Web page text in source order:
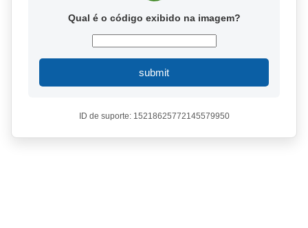
Qual é o código exibido na imagem?
submit
ID de suporte: 15218625772145579950